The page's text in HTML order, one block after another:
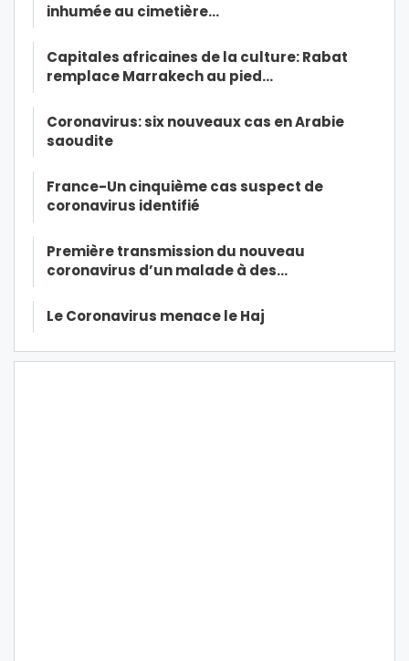
inhumée au cimetière…
Capitales africaines de la culture: Rabat
remplace Marrakech au pied…
Coronavirus: six nouveaux cas en Arabie
saoudite
France-Un cinquième cas suspect de
coronavirus identifié
Première transmission du nouveau
coronavirus d’un malade à des…
Le Coronavirus menace le Haj